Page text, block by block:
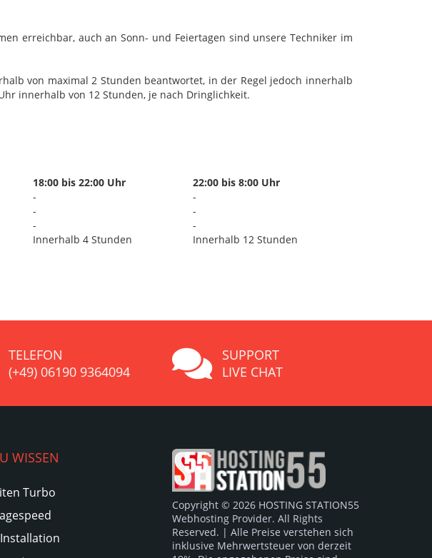
erreichbar, auch an Sonn- und Feiertagen sind unsere Techniker im
von maximal 2 Stunden beantwortet, in der Regel jedoch innerhalb
innerhalb von 12 Stunden, je nach Dringlichkeit.
18:00 bis 22:00 Uhr
22:00 bis 8:00 Uhr
-
-
-
-
-
-
Innerhalb 4 Stunden Innerhalb 12 Stunden
TELEFON
(+49) 06190 9364094
SUPPORT
LIVE CHAT
WISSEN
Turbo
Copyright © 2026 HOSTING STATION55
Webhosting Provider. All Rights
Reserved. | Alle Preise verstehen sich
inklusive Mehrwertsteuer von derzeit